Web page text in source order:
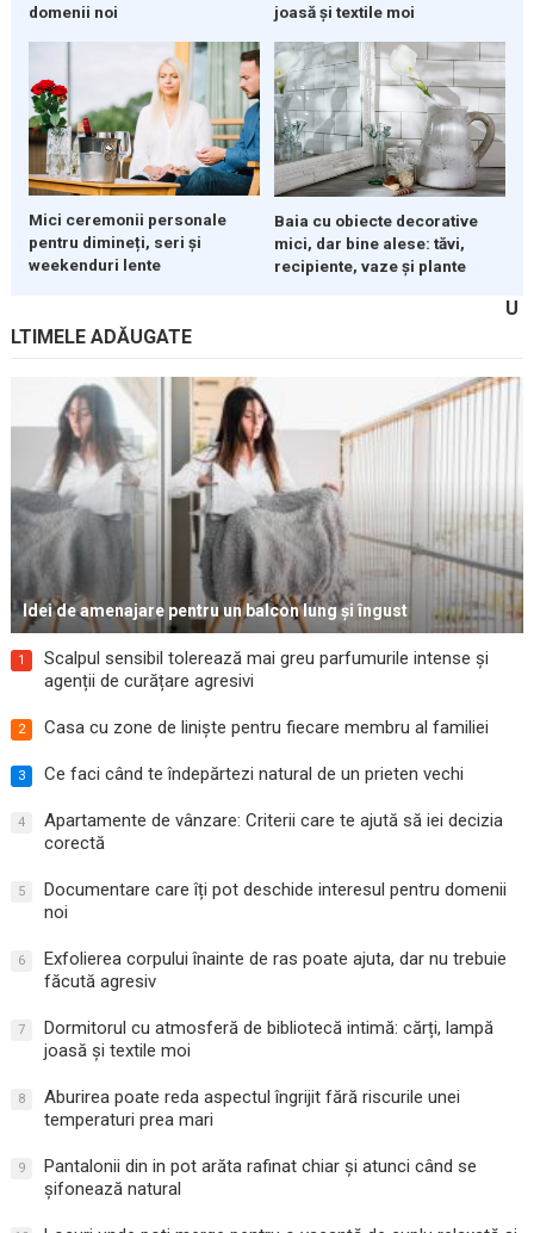
domenii noi
joasă și textile moi
Mici ceremonii personale
pentru dimineți, seri și
weekenduri lente
Baia cu obiecte decorative
mici, dar bine alese: tăvi,
recipiente, vaze și plante
U
LTIMELE ADĂUGATE
Idei de amenajare pentru un balcon lung și îngust
1
Scalpul sensibil tolerează mai greu parfumurile intense și
agenții de curățare agresivi
2 Casa cu zone de liniște pentru fiecare membru al familiei
3 Ce faci când te îndepărtezi natural de un prieten vechi
4
Apartamente de vânzare: Criterii care te ajută să iei decizia
corectă
5
Documentare care îți pot deschide interesul pentru domenii
noi
6
Exfolierea corpului înainte de ras poate ajuta, dar nu trebuie
făcută agresiv
7
Dormitorul cu atmosferă de bibliotecă intimă: cărți, lampă
joasă și textile moi
8
Aburirea poate reda aspectul îngrijit fără riscurile unei
temperaturi prea mari
9
Pantalonii din in pot arăta rafinat chiar și atunci când se
șifonează natural